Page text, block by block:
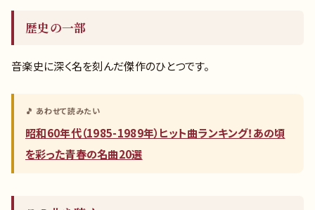
歴史の一部
音楽史に深く名を刻んだ傑作のひとつです。
🎵 あわせて読みたい
昭和60年代（1985-1989年）ヒット曲ランキング！あの頃
を彩った青春の名曲20選